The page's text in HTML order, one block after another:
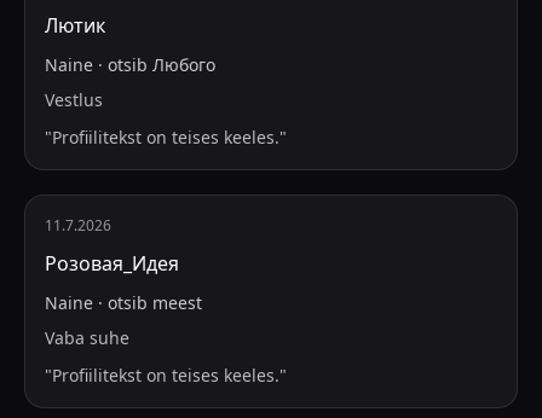
Лютик
Naine · otsib Любого
Vestlus
"Profiilitekst on teises keeles."
11.7.2026
Розовая_Идея
Naine · otsib meest
Vaba suhe
"Profiilitekst on teises keeles."